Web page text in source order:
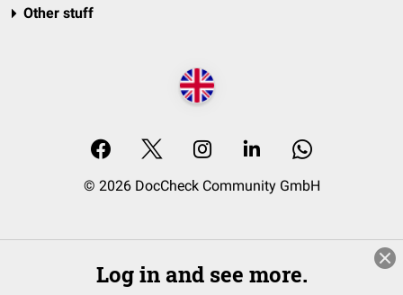
Other stuff
© 2026 DocCheck Community GmbH
Log in and see more.